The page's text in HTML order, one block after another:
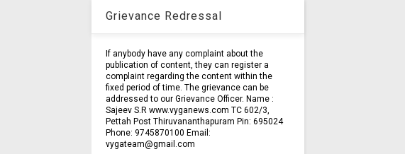
Grievance Redressal
If anybody have any complaint about the
publication of content, they can register a
complaint regarding the content within the
fixed period of time. The grievance can be
addressed to our Grievance Officer. Name :
Sajeev S.R www.vyganews.com TC 602/3,
Pettah Post Thiruvananthapuram Pin: 695024
Phone: 9745870100 Email:
vygateam@gmail.com